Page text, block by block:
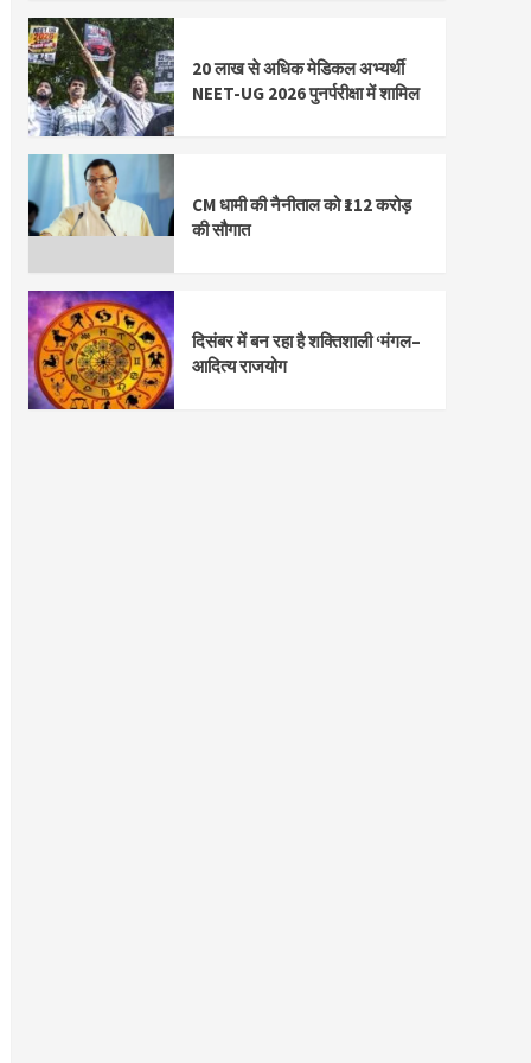
20 लाख से अधिक मेडिकल अभ्यर्थी
NEET-UG 2026 पुनर्परीक्षा में शामिल
CM धामी की नैनीताल को ₹112 करोड़
की सौगात
दिसंबर में बन रहा है शक्तिशाली ‘मंगल–
आदित्य राजयोग